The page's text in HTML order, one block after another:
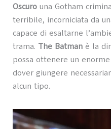
Oscurouna Gotham
terribile, incorniciata da
capace di esaltarne
trama. The Batmanè la
possa ottenere un
dover giungere
alcun tipo.